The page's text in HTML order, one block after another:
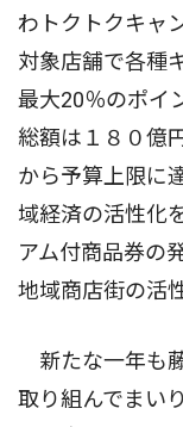
わトクトクキャ
対象店舗で各種
最大20％のポイ
総額は１８０億
から予算上限に
域経済の活性化
アム付商品券の
地域商店街の活
新たな一年も
取り組んでまい